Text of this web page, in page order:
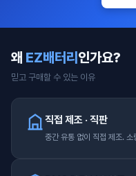
왜 EZ배터리 인가요?
믿고 구매할 수 있는 이유
직접 제조 · 직판
중간 유통 없이 직접 제조. 소